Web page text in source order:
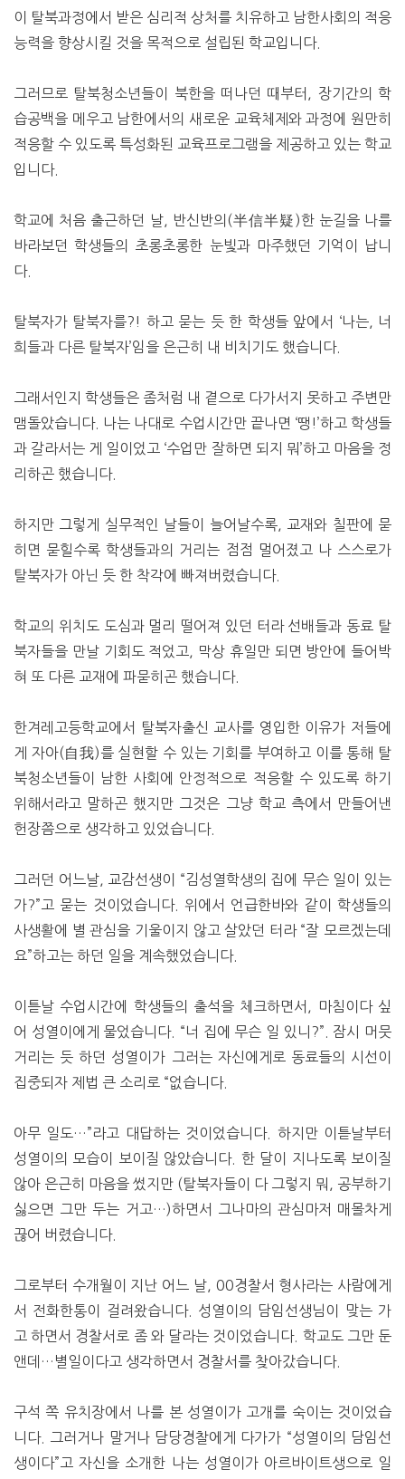
이 탈북과정에서 받은 심리적 상처를 치유하고 남한사회의 적응
능력을 향상시킬 것을 목적으로 설립된 학교입니다.
그러므로 탈북청소년들이 북한을 떠나던 때부터, 장기간의 학
습공백을 메우고 남한에서의 새로운 교육체제와 과정에 원만히
적응할 수 있도록 특성화된 교육프로그램을 제공하고 있는 학교
입니다.
학교에 처음 출근하던 날, 반신반의(半信半疑)한 눈길을 나를
바라보던 학생들의 초롱초롱한 눈빛과 마주했던 기억이 납니
다.
탈북자가 탈북자를?! 하고 묻는 듯 한 학생들 앞에서 ‘나는, 너
희들과 다른 탈북자’임을 은근히 내 비치기도 했습니다.
그래서인지 학생들은 좀처럼 내 곁으로 다가서지 못하고 주변만
맴돌았습니다. 나는 나대로 수업시간만 끝나면 ‘땡!’하고 학생들
과 갈라서는 게 일이었고 ‘수업만 잘하면 되지 뭐’하고 마음을 정
리하곤 했습니다.
하지만 그렇게 실무적인 날들이 늘어날수록, 교재와 칠판에 묻
히면 묻힐수록 학생들과의 거리는 점점 멀어졌고 나 스스로가
탈북자가 아닌 듯 한 착각에 빠져버렸습니다.
학교의 위치도 도심과 멀리 떨어져 있던 터라 선배들과 동료 탈
북자들을 만날 기회도 적었고, 막상 휴일만 되면 방안에 들어박
혀 또 다른 교재에 파묻히곤 했습니다.
한겨레고등학교에서 탈북자출신 교사를 영입한 이유가 저들에
게 자아(自我)를 실현할 수 있는 기회를 부여하고 이를 통해 탈
북청소년들이 남한 사회에 안정적으로 적응할 수 있도록 하기
위해서라고 말하곤 했지만 그것은 그냥 학교 측에서 만들어낸
헌장쯤으로 생각하고 있었습니다.
그러던 어느날, 교감선생이 “김성열학생의 집에 무슨 일이 있는
가?”고 묻는 것이었습니다. 위에서 언급한바와 같이 학생들의
사생활에 별 관심을 기울이지 않고 살았던 터라 “잘 모르겠는데
요”하고는 하던 일을 계속했었습니다.
이튿날 수업시간에 학생들의 출석을 체크하면서, 마침이다 싶
어 성열이에게 물었습니다. “너 집에 무슨 일 있니?”. 잠시 머뭇
거리는 듯 하던 성열이가 그러는 자신에게로 동료들의 시선이
집중되자 제법 큰 소리로 “없습니다.
아무 일도…”라고 대답하는 것이었습니다. 하지만 이튿날부터
성열이의 모습이 보이질 않았습니다. 한 달이 지나도록 보이질
않아 은근히 마음을 썼지만 (탈북자들이 다 그렇지 뭐, 공부하기
싫으면 그만 두는 거고…)하면서 그나마의 관심마저 매몰차게
끊어 버렸습니다.
그로부터 수개월이 지난 어느 날, 00경찰서 형사라는 사람에게
서 전화한통이 걸려왔습니다. 성열이의 담임선생님이 맞는 가
고 하면서 경찰서로 좀 와 달라는 것이었습니다. 학교도 그만 둔
앤데…별일이다고 생각하면서 경찰서를 찾아갔습니다.
구석 쪽 유치장에서 나를 본 성열이가 고개를 숙이는 것이었습
니다. 그러거나 말거나 담당경찰에게 다가가 “성열이의 담임선
생이다”고 자신을 소개한 나는 성열이가 아르바이트생으로 일